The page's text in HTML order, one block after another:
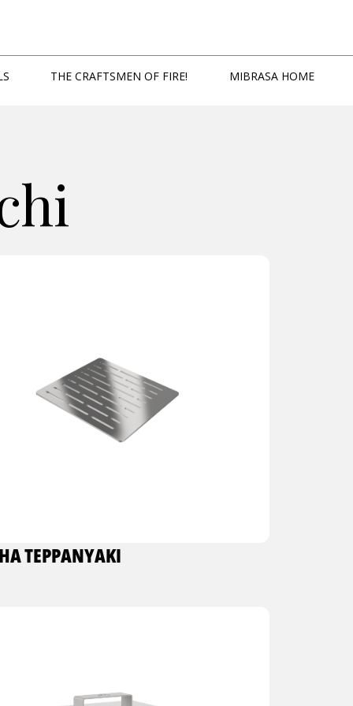
THE CRAFTSMEN OF FIRE! MIBRASA HOME
TEPPANYAKI